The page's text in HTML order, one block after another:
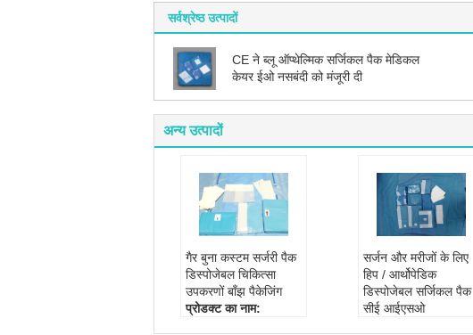
सर्वश्रेष्ठ उत्पादों
CE ने ब्लू ऑप्थेल्मिक सर्जिकल पैक मेडिकल
केयर ईओ नसबंदी को मंजूरी दी
अन्य उत्पादों
गैर बुना कस्टम सर्जरी पैक
डिस्पोजेबल चिकित्सा
उपकरणों बाँझ पैकेजिंग
प्रोडक्ट का नाम:
सर्जन और मरीजों के लिए
हिप / आर्थोपेडिक
डिस्पोजेबल सर्जिकल पैक
सीई आईएसओ